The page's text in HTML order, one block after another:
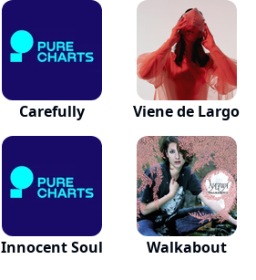
Carefully Viene de Largo
Innocent Soul Walkabout